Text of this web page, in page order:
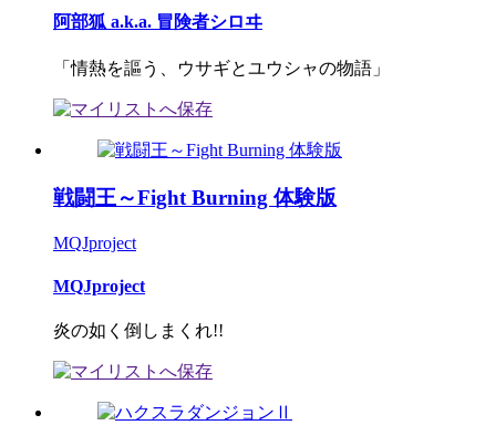
阿部狐 a.k.a. 冒険者シロヰ
「情熱を謳う、ウサギとユウシャの物語」
戦闘王～Fight Burning 体験版
MQJproject
MQJproject
炎の如く倒しまくれ!!